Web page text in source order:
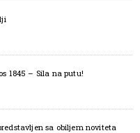
1845 – Sila na putu!
sa obiljem noviteta